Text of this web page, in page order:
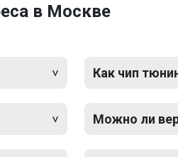
в Москве
Как чип
Можно ли